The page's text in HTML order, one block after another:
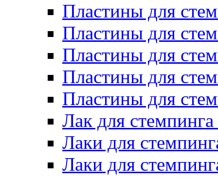
Пластины для
Пластины для
Пластины для
Пластины для
Пластины для
Лак для
Лаки для
Лаки для